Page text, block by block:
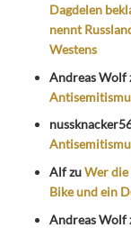
Dagdelen
nennt
Westens
Andreas Wolf
AlfzuWer die
Bike und ein
Andreas Wolf